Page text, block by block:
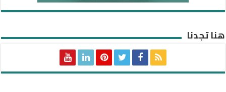
هنا تجدنا